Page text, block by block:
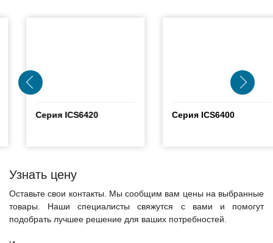
Серия ICS6420 Серия ICS6400
Узнать цену
Оставьте свои контакты. Мы сообщим вам цены на выбранные
товары. Наши специалисты свяжутся с вами и помогут
подобрать лучшее решение для ваших потребностей.